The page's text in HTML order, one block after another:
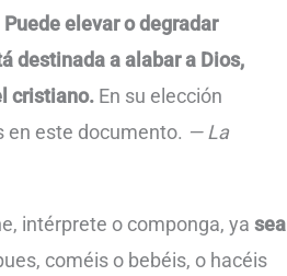
Puede elevar o degradar
destinada a alabar a Dios,
cristiano. En su elección
en este documento. — La
intérprete o componga, ya sea
coméis o bebéis, o hacéis